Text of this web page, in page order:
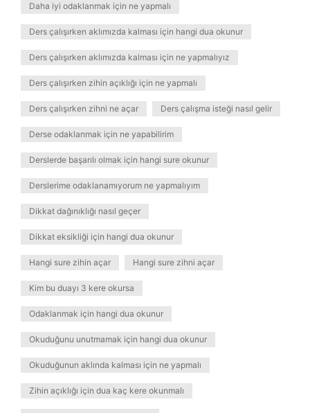
Daha iyi odaklanmak için ne yapmalı
Ders çalışırken aklımızda kalması için hangi dua okunur
Ders çalışırken aklımızda kalması için ne yapmalıyız
Ders çalışırken zihin açıklığı için ne yapmalı
Ders çalışırken zihni ne açar Ders çalışma isteği nasıl gelir
Derse odaklanmak için ne yapabilirim
Derslerde başarılı olmak için hangi sure okunur
Derslerime odaklanamıyorum ne yapmalıyım
Dikkat dağınıklığı nasıl geçer
Dikkat eksikliği için hangi dua okunur
Hangi sure zihin açar Hangi sure zihni açar
Kim bu duayı 3 kere okursa
Odaklanmak için hangi dua okunur
Okuduğunu unutmamak için hangi dua okunur
Okuduğunun aklında kalması için ne yapmalı
Zihin açıklığı için dua kaç kere okunmalı